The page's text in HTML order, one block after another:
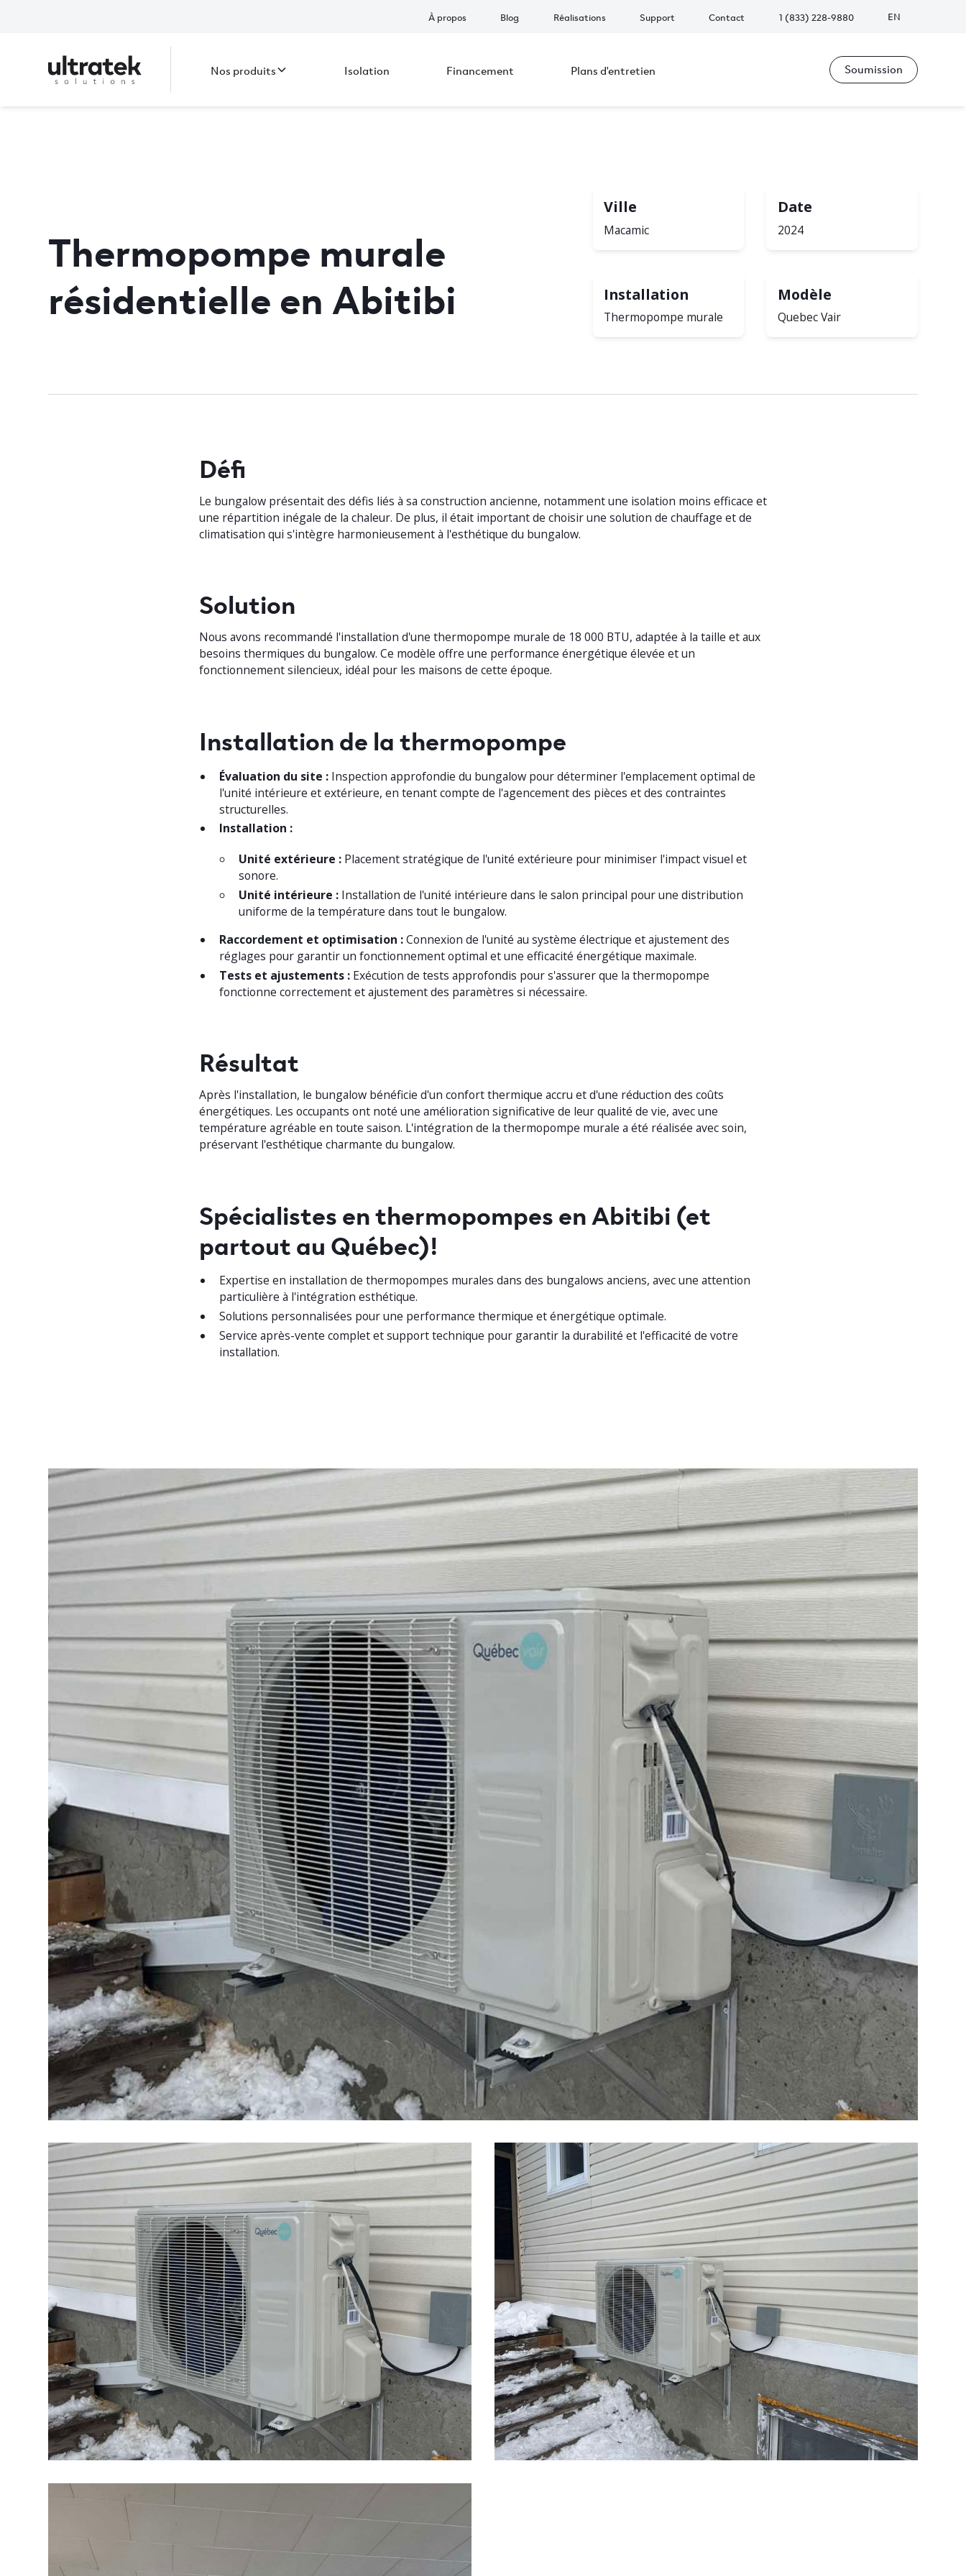
À propos Blog Réalisations Support Contact 1 (833) 228-9880 EN
Nos produits Isolation Financement Plans d'entretien Soumission
Thermopompe murale
résidentielle en Abitibi
Ville
Macamic
Date
2024
Installation
Thermopompe murale
Modèle
Quebec Vair
Défi
Le bungalow présentait des défis liés à sa construction ancienne, notamment une isolation moins efficace et
une répartition inégale de la chaleur. De plus, il était important de choisir une solution de chauffage et de
climatisation qui s'intègre harmonieusement à l'esthétique du bungalow.
Solution
Nous avons recommandé l'installation d'une thermopompe murale de 18 000 BTU, adaptée à la taille et aux
besoins thermiques du bungalow. Ce modèle offre une performance énergétique élevée et un
fonctionnement silencieux, idéal pour les maisons de cette époque.
Installation de la thermopompe
Évaluation du site :Inspection approfondie du bungalow pour déterminer l'emplacement optimal de
l'unité intérieure et extérieure, en tenant compte de l'agencement des pièces et des contraintes
structurelles.
Installation :
Unité extérieure : Placement stratégique de l'unité extérieure pour minimiser l'impact visuel et
sonore.
Unité intérieure : Installation de l'unité intérieure dans le salon principal pour une distribution
uniforme de la température dans tout le bungalow.
Raccordement et optimisation :Connexion de l'unité au système électrique et ajustement des
réglages pour garantir un fonctionnement optimal et une efficacité énergétique maximale.
Tests et ajustements :Exécution de tests approfondis pour s'assurer que la thermopompe
fonctionne correctement et ajustement des paramètres si nécessaire.
Résultat
Après l'installation, le bungalow bénéficie d'un confort thermique accru et d'une réduction des coûts
énergétiques. Les occupants ont noté une amélioration significative de leur qualité de vie, avec une
température agréable en toute saison. L'intégration de la thermopompe murale a été réalisée avec soin,
préservant l'esthétique charmante du bungalow.
Spécialistes en thermopompes en Abitibi (et
partout au Québec)!
Expertise en installation de thermopompes murales dans des bungalows anciens, avec une attention
particulière à l'intégration esthétique.
Solutions personnalisées pour une performance thermique et énergétique optimale.
Service après-vente complet et support technique pour garantir la durabilité et l'efficacité de votre
installation.